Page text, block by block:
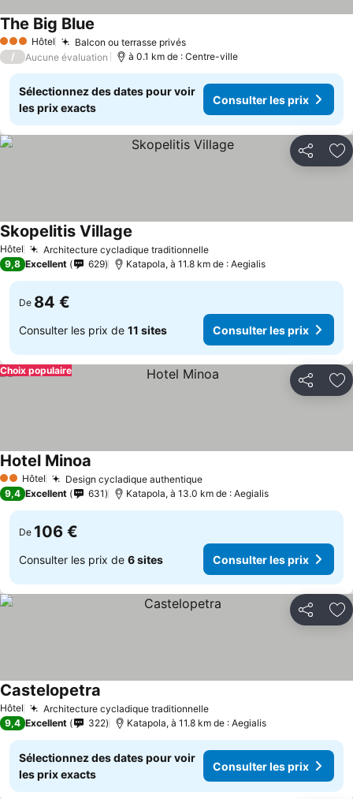
3 ÉtoilesHôtel Balcon ou terrasse privés
The Big Blue
/ Aucune évaluation à 0.1 km de : Centre-ville
Sélectionnez des dates pour voir
les prix exacts
Consulter les prix
Partager
Hôtel Architecture cycladique traditionnelle
Skopelitis Village
9,8 Excellent 629 Katapola, à 11.8 km de : Aegialis
De 84 €
Consulter les prix de 11 sites Consulter les prix
Partager
Choix populaire
2 Étoiles
Hôtel Design cycladique authentique
Hotel Minoa
9,4 Excellent 631 Katapola, à 13.0 km de : Aegialis
De 106 €
Consulter les prix de 6 sites Consulter les prix
Partager
Hôtel Architecture cycladique traditionnelle
Castelopetra
9,4 Excellent 322 Katapola, à 11.8 km de : Aegialis
Sélectionnez des dates pour voir
les prix exacts
Consulter les prix